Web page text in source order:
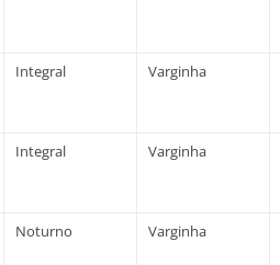
Integral Varginha
Integral Varginha
Noturno Varginha